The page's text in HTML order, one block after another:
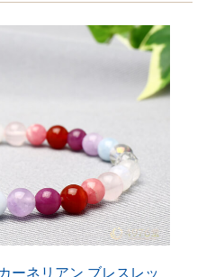
ーネリアン ブレスレッ